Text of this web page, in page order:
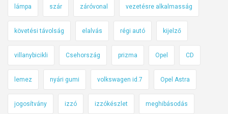
lámpa szár záróvonal vezetésre alkalmasság
követési távolság elalvás régi autó kijelző
villanybicikli Csehország prizma Opel CD
lemez nyári gumi volkswagen id.7 Opel Astra
jogosítvány izzó izzókészlet meghibásodás